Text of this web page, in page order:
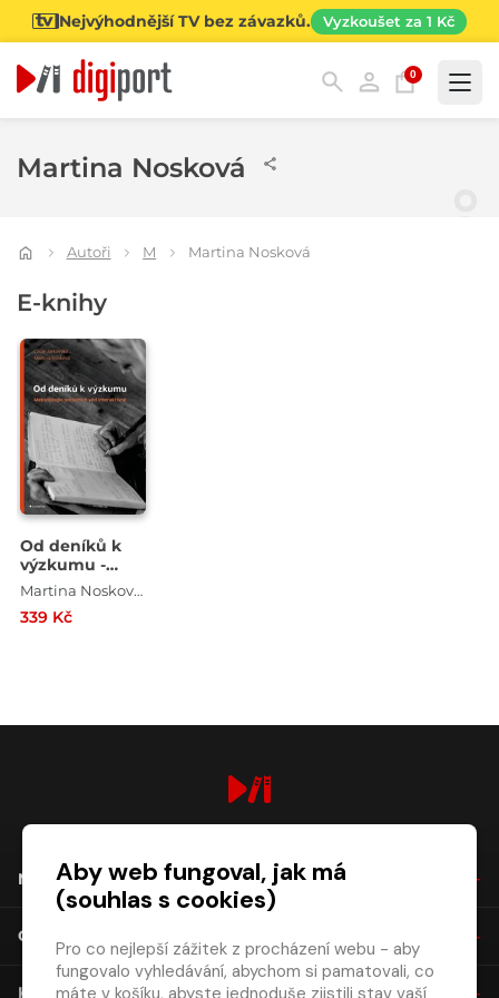
Nejvýhodnější TV bez závazků. Vyzkoušet za 1 Kč
0
Martina Nosková
Autoři M Martina Nosková
E-knihy
Od deníků k
výzkumu -
Metodologie
interaktivně
Martina Nosková , Lucie Jarkovská
339 Kč
NÁKUP
O SPOLEČNOSTI
KONTAKT
Aby web fungoval, jak má
(souhlas s cookies)
Pro co nejlepší zážitek z procházení webu - aby
fungovalo vyhledávání, abychom si pamatovali, co
máte v košíku, abyste jednoduše zjistili stav vaší